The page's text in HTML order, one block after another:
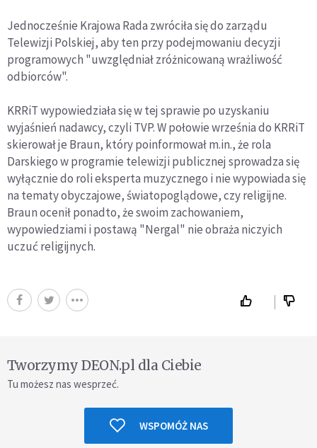
Jednocześnie Krajowa Rada zwróciła się do zarządu
Telewizji Polskiej, aby ten przy podejmowaniu decyzji
programowych "uwzględniał zróżnicowaną wrażliwość
odbiorców".
KRRiT wypowiedziała się w tej sprawie po uzyskaniu
wyjaśnień nadawcy, czyli TVP. W połowie września do KRRiT
skierował je Braun, który poinformował m.in., że rola
Darskiego w programie telewizji publicznej sprowadza się
wyłącznie do roli eksperta muzycznego i nie wypowiada się
na tematy obyczajowe, światopoglądowe, czy religijne.
Braun ocenił ponadto, że swoim zachowaniem,
wypowiedziami i postawą "Nergal" nie obraża niczyich
uczuć religijnych.
Tworzymy DEON.pl dla Ciebie
Tu możesz nas wesprzeć.
WSPOMÓŻ NAS